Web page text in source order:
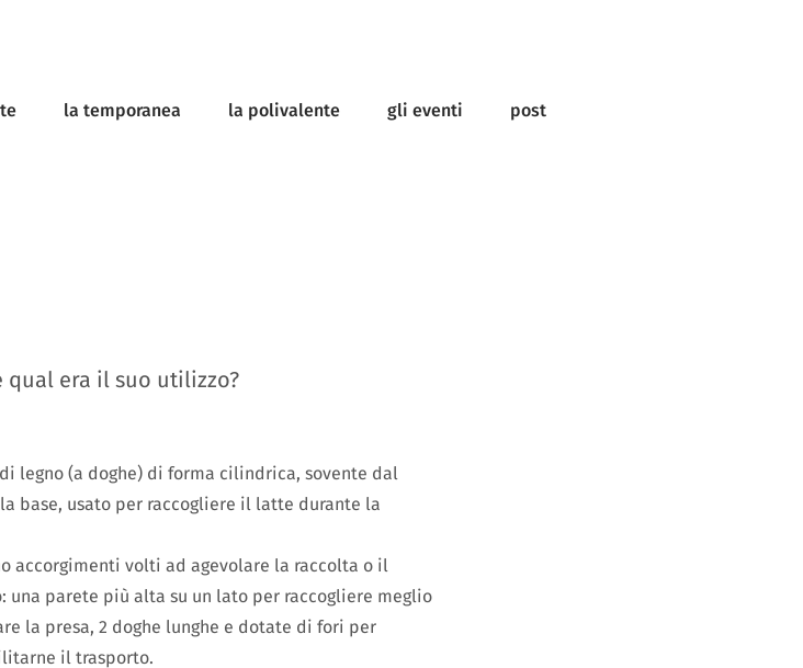
la temporanea la polivalente gli eventi post
qual era il suo utilizzo?
legno (a doghe) di forma cilindrica, sovente dal
base, usato per raccogliere il latte durante la
accorgimenti volti ad agevolare la raccolta o il
parete più alta su un lato per raccogliere meglio
la presa, 2 doghe lunghe e dotate di fori per
il trasporto.